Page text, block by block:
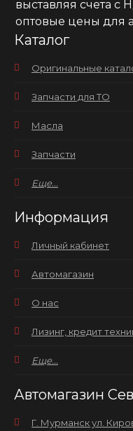
выставляя счета с
оптовые цены для
Каталог
Оригинальные
Запчасти для ТО
Масла
Запчасти
Еще...
Информация
Личный кабинет
Автомагазин
О нас
Лизинг, кредит
Еще...
Автомагазин
Г. Мурманск ул.